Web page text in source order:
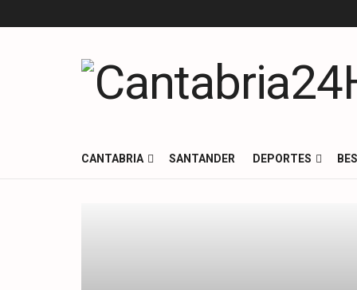
CANTABRIA SANTANDER DEPORTES